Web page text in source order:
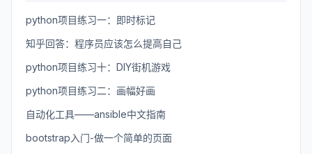
python项目练习一：即时标记
知乎回答：程序员应该怎么提高自己
python项目练习十：DIY街机游戏
python项目练习二：画幅好画
自动化工具——ansible中文指南
bootstrap入门-做一个简单的页面